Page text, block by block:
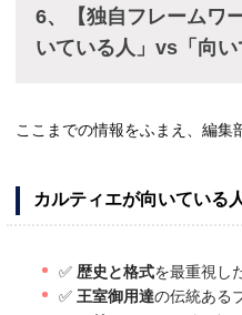
6、【独自フレームワ
いている人」vs「向い
ここまでの情報をふまえ、編集
カルティエが向いている
✅ 歴史と格式を最重視し
✅ 王室御用達の伝統ある